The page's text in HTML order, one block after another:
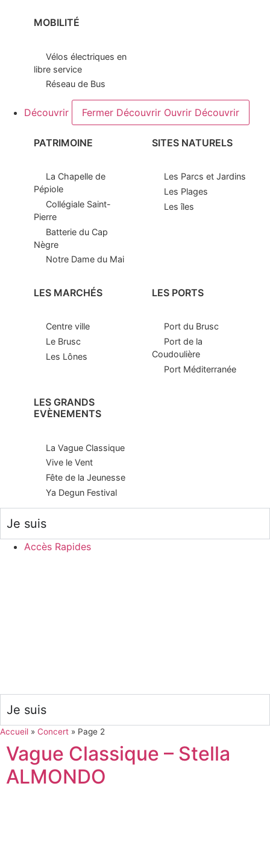
MOBILITÉ
Vélos électriques en
libre service
Réseau de Bus
Découvrir Fermer Découvrir Ouvrir Découvrir
PATRIMOINE
La Chapelle de
Pépiole
Collégiale Saint-
Pierre
Batterie du Cap
Nègre
Notre Dame du Mai
SITES NATURELS
Les Parcs et Jardins
Les Plages
Les îles
LES MARCHÉS
Centre ville
Le Brusc
Les Lônes
LES PORTS
Port du Brusc
Port de la
Coudoulière
Port Méditerranée
LES GRANDS
EVÈNEMENTS
La Vague Classique
Vive le Vent
Fête de la Jeunesse
Ya Degun Festival
Je suis
Accès Rapides
Je suis
Accueil » Concert » Page 2
Vague Classique – Stella
ALMONDO